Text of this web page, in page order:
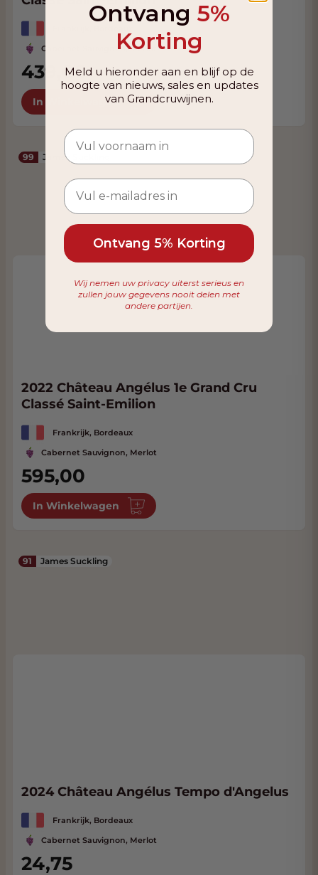
Cabernet Sauvignon, Merlot
439,00
In Winkelwagen
99 James Suckling
2022 Château Angélus 1e Grand Cru
Classé Saint-Emilion
Frankrijk, Bordeaux
Cabernet Sauvignon, Merlot
595,00
In Winkelwagen
91 James Suckling
2024 Château Angélus Tempo d'Angelus
Frankrijk, Bordeaux
Cabernet Sauvignon, Merlot
24,75
Ontvang 5%
Korting
Meld u hieronder aan en blijf op de
hoogte van nieuws, sales en updates
van Grandcruwijnen.
Ontvang 5% Korting
Wij nemen uw privacy uiterst serieus en
zullen jouw gegevens nooit delen met
andere partijen.